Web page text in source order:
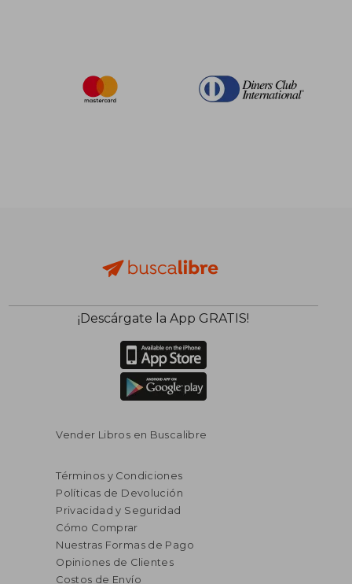
$ 27.62
¡Descárgate la App GRATIS!
Vender Libros en Buscalibre
Términos y Condiciones
Políticas de Devolución
Privacidad y Seguridad
Cómo Comprar
Nuestras Formas de Pago
Opiniones de Clientes
Costos de Envío